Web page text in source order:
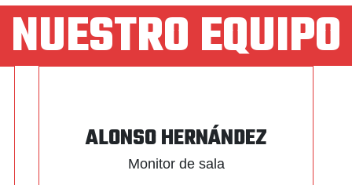
NUESTRO EQUIPO
ALONSO HERNÁNDEZ
Monitor de sala